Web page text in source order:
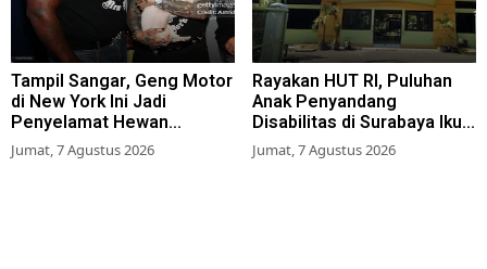
Tampil Sangar, Geng Motor
di New York Ini Jadi
Penyelamat Hewan
Terlantar
Jumat, 7 Agustus 2026
Rayakan HUT RI, Puluhan
Anak Penyandang
Disabilitas di Surabaya Ikuti
Beragam Lomba
Jumat, 7 Agustus 2026